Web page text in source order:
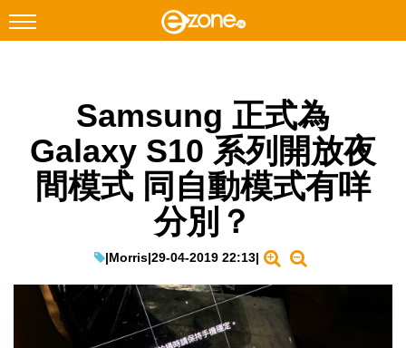
Facebook Instagram
科技焦點
網絡生活
EduTech
IT Times
Samsung 正式為
Galaxy S10 系列開放夜
間模式 同自動模式有咩
分別？
|Morris|29-04-2019 22:13|